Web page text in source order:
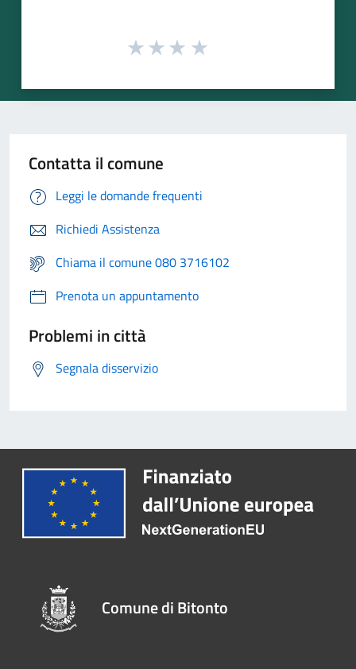
Contatta il comune
Leggi le domande frequenti
Richiedi Assistenza
Chiama il comune 080 3716102
Prenota un appuntamento
Problemi in città
Segnala disservizio
Comune di Bitonto